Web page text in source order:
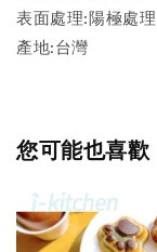
表面處理:陽極處理
產地:台灣
您可能也喜歡